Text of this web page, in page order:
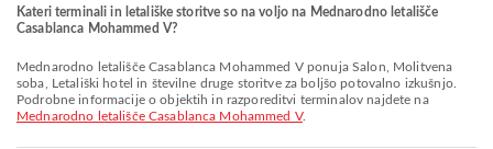
Kateri terminali in letališke storitve so na voljo na Mednarodno letališče
Casablanca Mohammed V?
Mednarodno letališče Casablanca Mohammed V ponuja Salon, Molitvena
soba, Letališki hotel in številne druge storitve za boljšo potovalno izkušnjo.
Podrobne informacije o objektih in razporeditvi terminalov najdete na
Mednarodno letališče Casablanca Mohammed V.